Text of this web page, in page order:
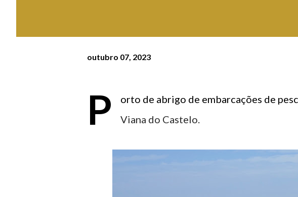
outubro 07, 2023
P
orto de abrigo de embarcações de
Viana do Castelo.